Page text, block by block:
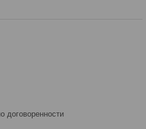
договоренности